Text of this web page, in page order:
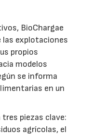
BioChargae
las explotaciones
propios
modelos
se informa
en un
tres piezas clave:
agrícolas, el